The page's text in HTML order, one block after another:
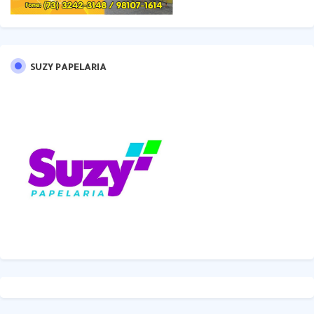
SUZY PAPELARIA